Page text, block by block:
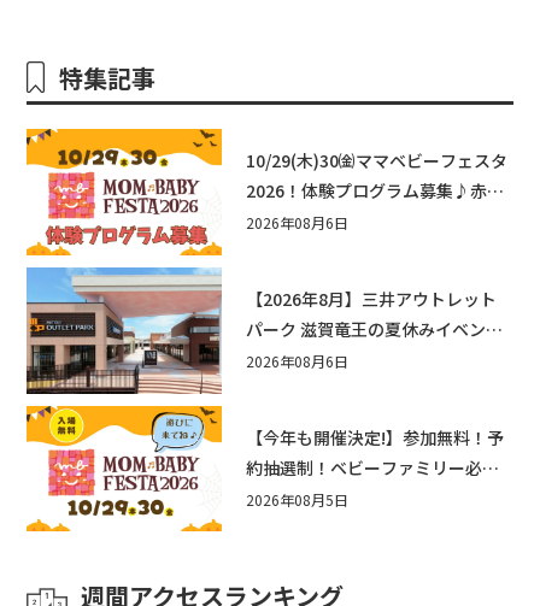
特集記事
10/29(木)30㈮ママベビーフェスタ
2026！体験プログラム募集♪赤ち
ゃん向けイベントに出演しません
2026年08月6日
【2026年8月】三井アウトレット
パーク 滋賀竜王の夏休みイベント
まとめ！びしょぬれ水あそび・激
2026年08月6日
【今年も開催決定!】参加無料！予
約抽選制！ベビーファミリー必見
☆入場無料☆10/29(木)30(金)ママ
2026年08月5日
週間アクセスランキング